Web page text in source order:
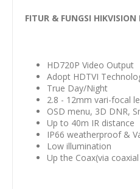
FITUR & FUNGSI
HD720P Video Output
Adopt HDTVI
True Day/Night
2.8 - 12mm vari-focal
OSD menu, 3D DNR,
Up to 40m IR distance
IP66 weatherproof &
Low illumination
Up the Coax(via